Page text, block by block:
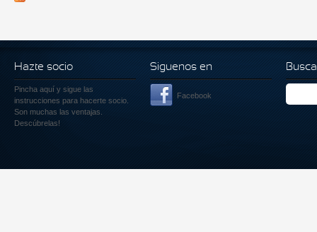
Hazte socio
Pincha aquí y sigue las
instrucciones para hacerte socio.
Son muchas las ventajas.
Descúbrelas!
Siguenos en
Facebook